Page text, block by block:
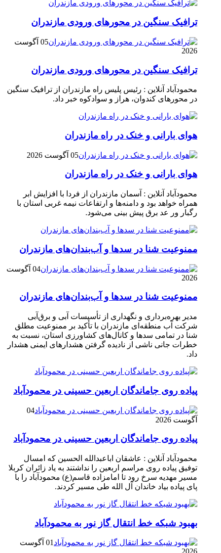
ترافیک سنگین در محور‌های ورودی مازندران
05 آگوست
2026
ترافیک سنگین در محور‌های ورودی مازندران
محمودآباد آنلاین : رئیس پلیس راه مازندران از ترافیک سنگین
در محور‌های کندوان، هراز و سوادکوه خبر داد.
هوای بارانی و خنک در راه مازندران
05 آگوست 2026
هوای بارانی و خنک در راه مازندران
محمودآباد آنلاین : آسمان مازندران از فردا با افزایش ابر
همراه خواهد بود و دامنه‌ها و ارتفاعات نیمه غربی استان با
رگبار ور عد برق پیش بینی می‌شود.
ممنوعیت شنا در سدها و آب‌بندان‌‌های مازندران
04 آگوست
2026
ممنوعیت شنا در سدها و آب‌بندان‌‌های مازندران
مدیر بهره‌برداری و نگهداری از تأسیسات آبی و برق‌آبی
شرکت آب منطقه‌ای مازندران با تأکید بر ممنوعیت مطلق
شنا در تمامی سدها و کانال‌های کشاورزی استان، نسبت به
خطرات جانی ناشی از نادیده گرفتن هشدارهای ایمنی هشدار
داد.
پیاده روی جاماندگان اربعین حسینی در محمودآباد
04
آگوست 2026
پیاده روی جاماندگان اربعین حسینی در محمودآباد
محمودآباد آنلاین : عاشقان اباعبدالله الحسین که امسال
توفیق پیاده روی مراسم اربعین را نداشتند به یاد زائران کربلا
مسیر مهدیه سرخ رود تا امامزاده قاسم(ع) محمودآباد را با
پای پیاده بیاد خاندان آل الله طی مسیر کردند.
بهبود شبکه خط انتقال گاز نور به محمودآباد
01 آگوست